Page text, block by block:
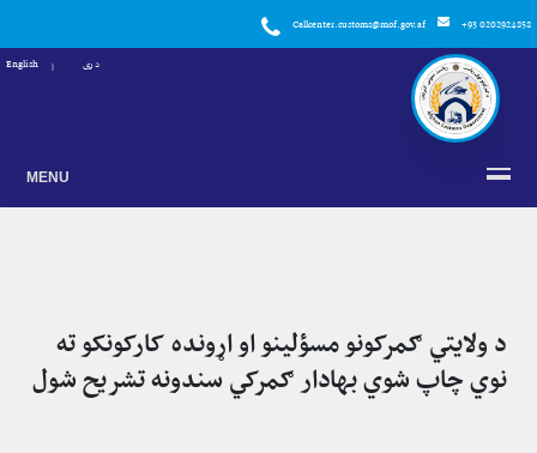
Callcenter.customs@mof.gov.af +93 0202924858
دری English
MENU
د ولایتي ګمرکونو مسؤلینو او اړونده کارکونکو ته
نوي چاپ شوي بهادار ګمرکي سندونه تشریح شول